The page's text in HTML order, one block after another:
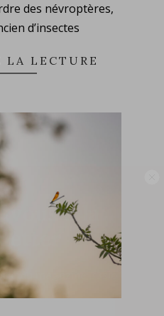
des névroptères,
d’insectes
LECTURE
à la
du magazine 33sio